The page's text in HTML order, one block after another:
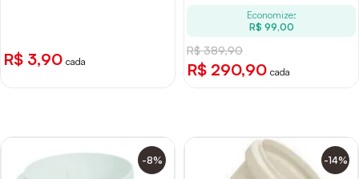
R$ 3,90 cada
Economize:
R$ 99,00
R$ 389,90
R$ 290,90 cada
-8% -14%